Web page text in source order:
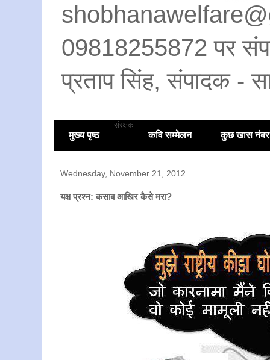
09818255872 पर
प्रताप सिंह, संपादक -
मुख्य पृष्ठ
संरक्षक
कवि सम्मेलन कुछ खास नंबर
Wednesday, November 21, 2012
यक्ष प्रश्न: कसाब आखिर कैसे मरा?